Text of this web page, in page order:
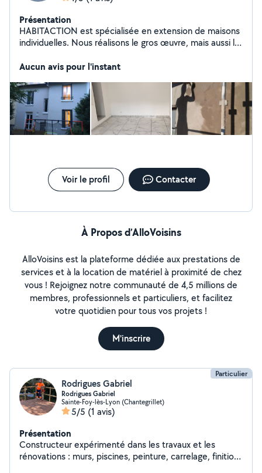
Présentation
HABITACTION est spécialisée en extension de maisons
individuelles. Nous réalisons le gros œuvre, mais aussi le
vous proposer une prestation "clés en mains" - Nous
de maçonnerie, charpente / couverture, ravalement de
façade ainsi que travaux d'intérieur
Aucun avis pour l'instant
Voir le profil Contacter
À Propos d’AlloVoisins
AlloVoisins est la plateforme dédiée aux prestations de
services et à la location de matériel à proximité de chez
vous ! Rejoignez notre communauté de 4,5 millions de
membres, professionnels et particuliers, et facilitez
votre quotidien pour tous vos projets !
M'inscrire
Particulier
Rodrigues Gabriel
Rodrigues Gabriel
Sainte-Foy-lès-Lyon (Chantegrillet)
5/5 (1 avis)
Présentation
Constructeur expérimenté dans les travaux et les
rénovations : murs, piscines, peinture, carrelage, finitions